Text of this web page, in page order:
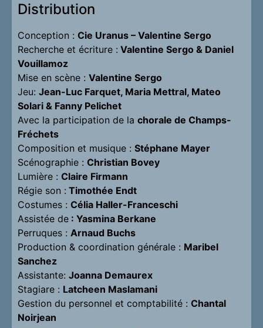
Distribution
Conception : Cie Uranus – Valentine Sergo
Recherche et écriture : Valentine Sergo & Daniel
Vouillamoz
Mise en scène : Valentine Sergo
Jeu: Jean-Luc Farquet, Maria Mettral, Mateo
Solari & Fanny Pelichet
Avec la participation de la chorale de Champs-
Fréchets
Composition et musique : Stéphane Mayer
Scénographie : Christian Bovey
Lumière : Claire Firmann
Régie son : Timothée Endt
Costumes : Célia Haller-Franceschi
Assistée de : Yasmina Berkane
Perruques : Arnaud Buchs
Production & coordination générale : Maribel
Sanchez
Assistante: Joanna Demaurex
Stagiare : Latcheen Maslamani
Gestion du personnel et comptabilité : Chantal
Noirjean